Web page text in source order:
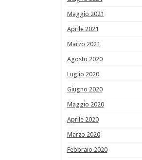
Maggio 2021
Aprile 2021
Marzo 2021
Agosto 2020
Luglio 2020
Giugno 2020
Maggio 2020
Aprile 2020
Marzo 2020
Febbraio 2020